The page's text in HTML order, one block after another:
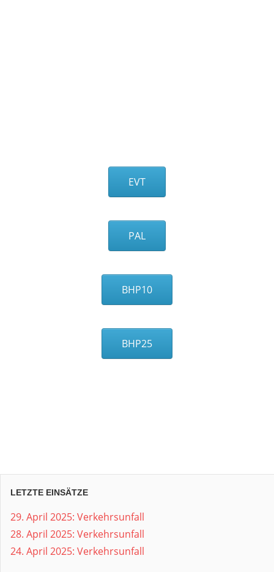
EVT
PAL
BHP10
BHP25
LETZTE EINSÄTZE
29. April 2025: Verkehrsunfall
28. April 2025: Verkehrsunfall
24. April 2025: Verkehrsunfall